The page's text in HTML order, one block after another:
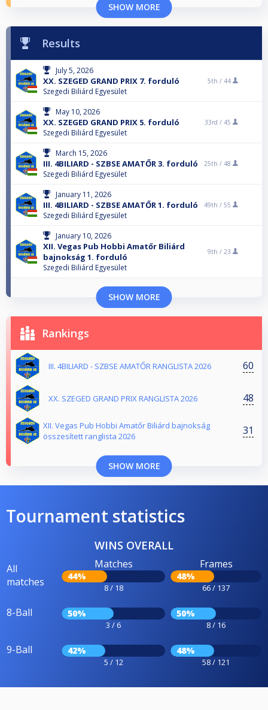
SHOW MORE
Results
July 5, 2026
XX. SZEGED GRAND PRIX 7. forduló
Szegedi Biliárd Egyesület
5th / 44
May 10, 2026
XX. SZEGED GRAND PRIX 5. forduló
Szegedi Biliárd Egyesület
33rd / 45
March 15, 2026
III. 4BILIARD - SZBSE AMATŐR 3. forduló
Szegedi Biliárd Egyesület
25th / 48
January 11, 2026
III. 4BILIARD - SZBSE AMATŐR 1. forduló
Szegedi Biliárd Egyesület
49th / 55
January 10, 2026
XII. Vegas Pub Hobbi Amatőr Biliárd
bajnokság 1. forduló
Szegedi Biliárd Egyesület
9th / 23
SHOW MORE
Rankings
III. 4BILIARD - SZBSE AMATŐR RANGLISTA 2026 60
XX. SZEGED GRAND PRIX RANGLISTA 2026 48
XII. Vegas Pub Hobbi Amatőr Biliárd bajnokság
összesített ranglista 2026
31
SHOW MORE
Tournament statistics
WINS OVERALL
All
matches
Matches
44%
8 / 18
Frames
48%
66 / 137
8-Ball 50%
3 / 6
50%
8 / 16
9-Ball 42%
5 / 12
48%
58 / 121